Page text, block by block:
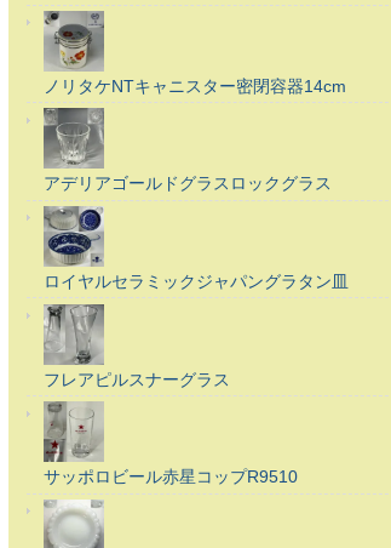
ノリタケNTキャニスター密閉容器14cm
アデリアゴールドグラスロックグラス
ロイヤルセラミックジャパングラタン皿
フレアピルスナーグラス
サッポロビール赤星コップR9510